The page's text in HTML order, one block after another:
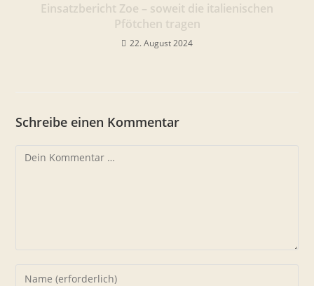
Einsatzbericht Zoe – soweit die italienischen
Pfötchen tragen
22. August 2024
Schreibe einen Kommentar
Kommentar
Gib